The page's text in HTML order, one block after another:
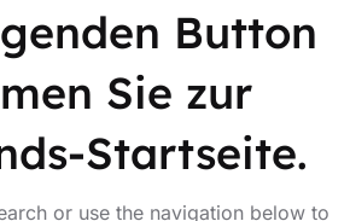
Button
Sie zur
Startseite.
or use the navigation below to